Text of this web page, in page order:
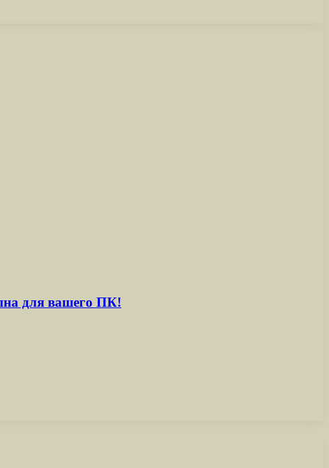
для вашего ПК!